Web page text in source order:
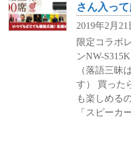
さん入って
2019年2月21
限定コラボ
ンNW-
（落語三昧
す） 買った
も楽しめる
「スピーカ